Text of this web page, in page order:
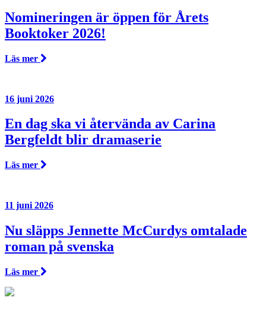
Nomineringen är öppen för Årets
Booktoker 2026!
Läs mer
16 juni 2026
En dag ska vi återvända av Carina
Bergfeldt blir dramaserie
Läs mer
11 juni 2026
Nu släpps Jennette McCurdys omtalade
roman på svenska
Läs mer